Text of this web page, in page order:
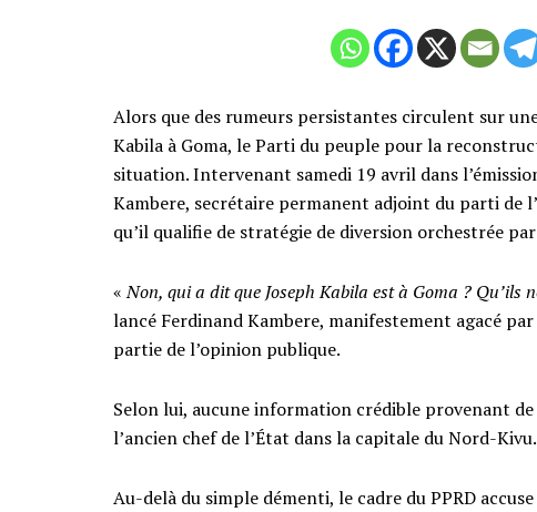
Alors que des rumeurs persistantes circulent sur
Kabila à Goma, le Parti du peuple pour la
situation. Intervenant samedi 19 avril dans
Kambere, secrétaire permanent adjoint du parti
qu’il qualifie de stratégie de diversion orchestrée
«Non, qui a dit que Joseph Kabila est à Goma ? Qu’ils
lancé Ferdinand Kambere, manifestement agacé
partie de l’opinion publique.
Selon lui, aucune information crédible provenant
l’ancien chef de l’État dans la capitale du Nord-Kivu.
Au-delà du simple démenti, le cadre du PPRD